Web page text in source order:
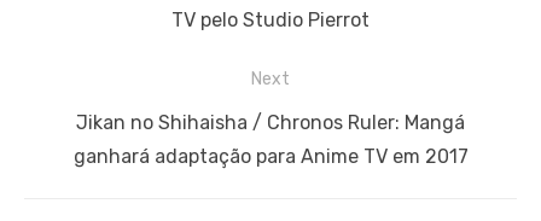
TV pelo Studio Pierrot
Next
Next
post:
Jikan no Shihaisha / Chronos Ruler: Mangá
ganhará adaptação para Anime TV em 2017